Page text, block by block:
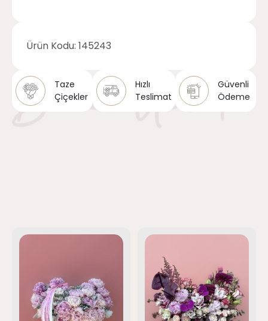
Ürün Kodu: 145243
Taze
Çiçekler
Hızlı
Teslimat
Güvenli
Ödeme